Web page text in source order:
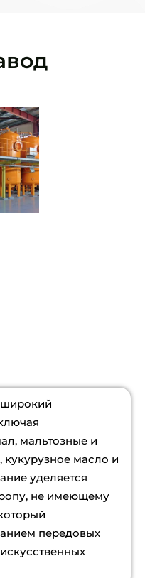
широкий
мальтозные и
кукурузное масло и
уделяется
не имеющему
передовых